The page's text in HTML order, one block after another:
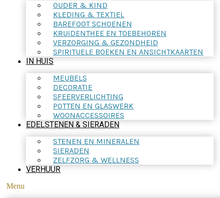
OUDER & KIND
KLEDING & TEXTIEL
BAREFOOT SCHOENEN
KRUIDENTHEE EN TOEBEHOREN
VERZORGING & GEZONDHEID
SPIRITUELE BOEKEN EN ANSICHTKAARTEN
IN HUIS
MEUBELS
DECORATIE
SFEERVERLICHTING
POTTEN EN GLASWERK
WOONACCESSOIRES
EDELSTENEN & SIERADEN
STENEN EN MINERALEN
SIERADEN
ZELFZORG & WELLNESS
VERHUUR
Menu